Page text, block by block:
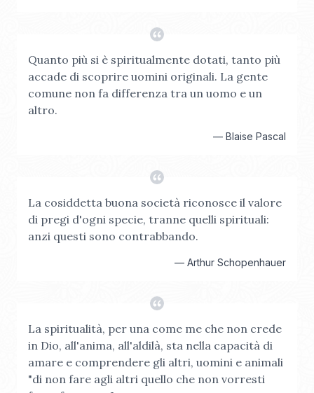
Quanto più si è spiritualmente dotati, tanto più
accade di scoprire uomini originali. La gente
comune non fa differenza tra un uomo e un
altro.
— Blaise Pascal
La cosiddetta buona società riconosce il valore
di pregi d'ogni specie, tranne quelli spirituali:
anzi questi sono contrabbando.
— Arthur Schopenhauer
La spiritualità, per una come me che non crede
in Dio, all'anima, all'aldilà, sta nella capacità di
amare e comprendere gli altri, uomini e animali
"di non fare agli altri quello che non vorresti